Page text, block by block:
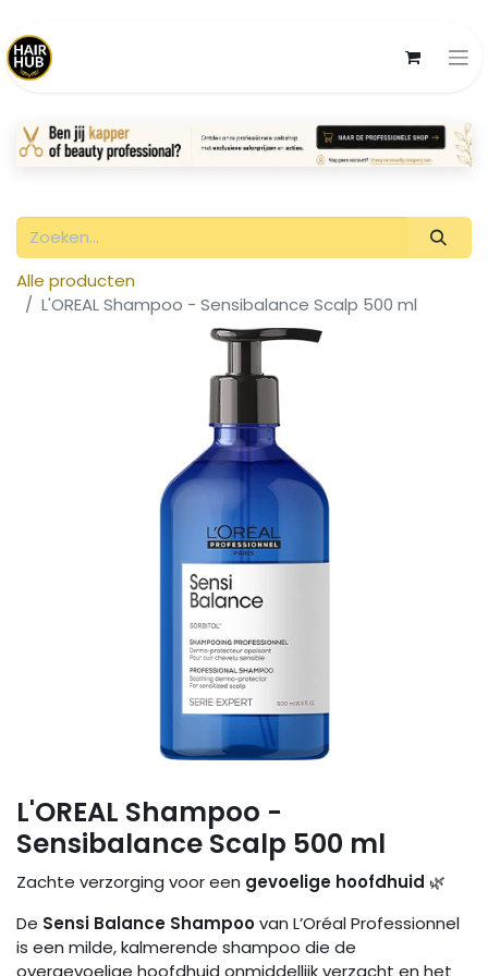
Alle producten
L'OREAL Shampoo - Sensibalance Scalp 500 ml
L'OREAL Shampoo -
Sensibalance Scalp 500 ml
Zachte verzorging voor een gevoelige hoofdhuid 🌿
De Sensi Balance Shampoovan L’Oréal Professionnel
is een milde, kalmerende shampoo die de